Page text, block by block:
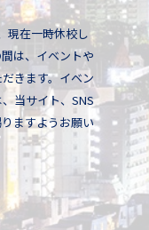
現在一時休校し
は、イベントや
きます。イベン
当サイト、SNS
ますようお願い